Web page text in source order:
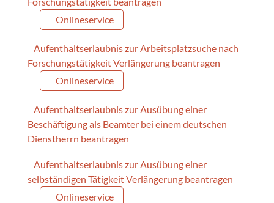
Onlineservice
Aufenthaltserlaubnis zur Arbeitsplatzsuche nach
Forschungstätigkeit Verlängerung beantragen
Onlineservice
Aufenthaltserlaubnis zur Ausübung einer
Beschäftigung als Beamter bei einem deutschen
Dienstherrn beantragen
Aufenthaltserlaubnis zur Ausübung einer
selbständigen Tätigkeit Verlängerung beantragen
Onlineservice